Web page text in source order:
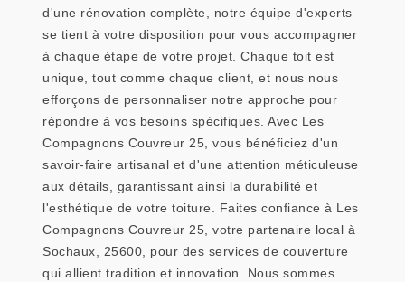
d'une rénovation complète, notre équipe d'experts
se tient à votre disposition pour vous accompagner
à chaque étape de votre projet. Chaque toit est
unique, tout comme chaque client, et nous nous
efforçons de personnaliser notre approche pour
répondre à vos besoins spécifiques. Avec Les
Compagnons Couvreur 25, vous bénéficiez d'un
savoir-faire artisanal et d'une attention méticuleuse
aux détails, garantissant ainsi la durabilité et
l'esthétique de votre toiture. Faites confiance à Les
Compagnons Couvreur 25, votre partenaire local à
Sochaux, 25600, pour des services de couverture
qui allient tradition et innovation. Nous sommes